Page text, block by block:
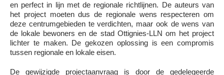
en perfect in lijn met de regionale richtlijnen. De auteurs van
het project moeten dus de regionale wens respecteren om
deze centrumgebieden te verdichten, maar ook de wens van
de lokale bewoners en de stad Ottignies-LLN om het project
lichter te maken. De gekozen oplossing is een compromis
tussen regionale en lokale eisen.
De gewijzigde projectaanvraag is door de gedelegeerde